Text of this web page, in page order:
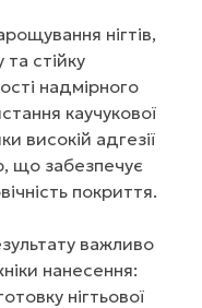
нігтів,
стійку
надмірного
каучукової
високій адгезії
що забезпечує
покриття.
важливо
нанесення:
нігтьової